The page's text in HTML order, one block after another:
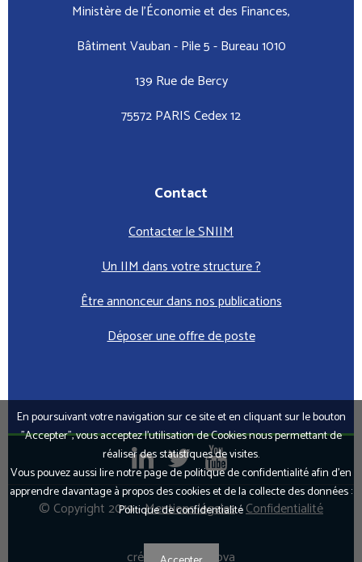
Ministère de l’Économie et des Finances,
Bâtiment Vauban - Pile 5 - Bureau 1010
139 Rue de Bercy
75572 PARIS Cedex 12
Contact
Contacter le SNIIM
Un IIM dans votre structure ?
Être annonceur dans nos publications
Déposer une offre de poste
© Copyright 2019 -Mentions légales-Confidentialité
création Arduinnova
En poursuivant votre navigation sur ce site et en cliquant sur le bouton
"Accepter", vous acceptez l’utilisation de Cookies nous permettant de
réaliser des statistiques de visites.
Vous pouvez aussi lire notre page de politique de confidentialité afin d'en
apprendre davantage à propos des cookies et de la collecte des données :
Politique de confidentialité